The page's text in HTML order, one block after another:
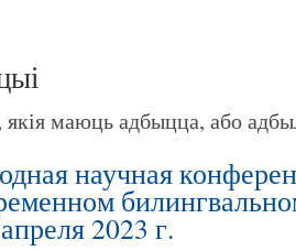
маюць адбыцца, або
научная
2023 г.